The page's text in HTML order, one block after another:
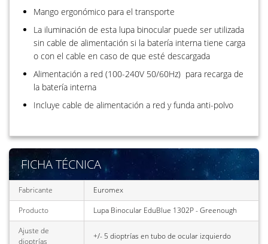
Mango ergonómico para el transporte
La iluminación de esta lupa binocular puede ser utilizada
sin cable de alimentación si la batería interna tiene carga
o con el cable en caso de que esté descargada
Alimentación a red (100-240V 50/60Hz) para recarga de
la batería interna
Incluye cable de alimentación a red y funda anti-polvo
FICHA TÉCNICA
Fabricante
Euromex
Producto
Lupa Binocular EduBlue 1302P - Greenough
Ajuste de
dioptrías
+/- 5 dioptrías en tubo de ocular izquierdo